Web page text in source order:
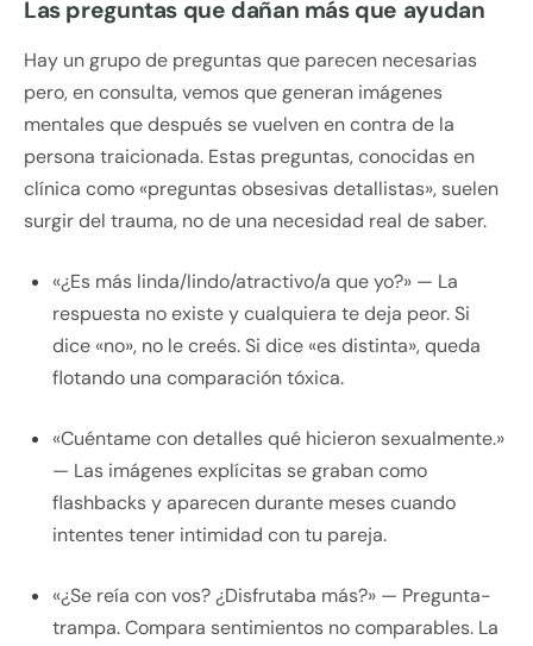
Las preguntas que dañan más que ayudan
Hay un grupo de preguntas que parecen necesarias
pero, en consulta, vemos que generan imágenes
mentales que después se vuelven en contra de la
persona traicionada. Estas preguntas, conocidas en
clínica como «preguntas obsesivas detallistas», suelen
surgir del trauma, no de una necesidad real de saber.
«¿Es más linda/lindo/atractivo/a que yo?» — La
respuesta no existe y cualquiera te deja peor. Si
dice «no», no le creés. Si dice «es distinta», queda
flotando una comparación tóxica.
«Cuéntame con detalles qué hicieron sexualmente.»
— Las imágenes explícitas se graban como
flashbacks y aparecen durante meses cuando
intentes tener intimidad con tu pareja.
«¿Se reía con vos? ¿Disfrutaba más?» — Pregunta-
trampa. Compara sentimientos no comparables. La